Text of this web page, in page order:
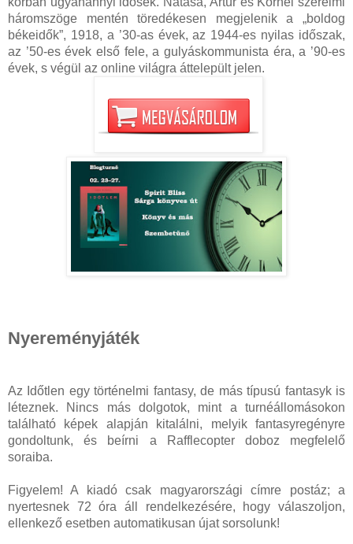
háromszöge mentén töredékesen megjelenik a „boldog
békeidők”, 1918, a ’30-as évek, az 1944-es nyilas időszak,
az ’50-es évek első fele, a gulyáskommunista éra, a ’90-es
évek, s végül az online világra áttelepült jelen.
Nyereményjáték
Az Időtlen egy történelmi fantasy, de más típusú fantasyk is
léteznek. Nincs más dolgotok, mint a turnéállomásokon
található képek alapján kitalálni, melyik fantasyregényre
gondoltunk, és beírni a Rafflecopter doboz megfelelő
soraiba.
Figyelem! A kiadó csak magyarországi címre postáz; a
nyertesnek 72 óra áll rendelkezésére, hogy válaszoljon,
ellenkező esetben automatikusan újat sorsolunk!